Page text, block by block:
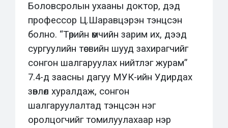
Боловсролын ухааны доктор, дэд
профессор Ц.Шаравцэрэн тэнцсэн
болно. “Төрийн өмчийн зарим их, дээд
сургуулийн төсвийн шууд захирагчийг
сонгон шалгаруулах нийтлэг журам”
7.4-д заасны дагуу МУК-ийн Удирдах
зөвлөл хуралдаж, сонгон
шалгаруулалтад тэнцсэн нэг
оролцогчийг томилуулахаар нэр